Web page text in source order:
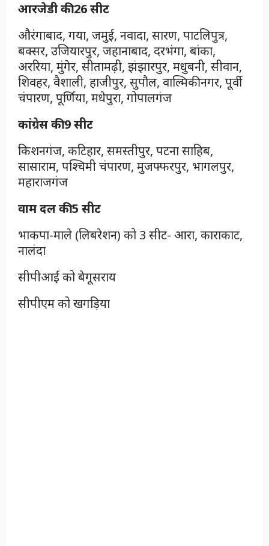
आरजेडी की 26 सीट
औरंगाबाद, गया, जमुई, नवादा, सारण, पाटलिपुत्र,
बक्सर, उजियारपुर, जहानाबाद, दरभंगा, बांका,
अररिया, मुंगेर, सीतामढ़ी, झंझारपुर, मधुबनी, सीवान,
शिवहर, वैशाली, हाजीपुर, सुपौल, वाल्मिकीनगर, पूर्वी
चंपारण, पूर्णिया, मधेपुरा, गोपालगंज
कांग्रेस की 9 सीट
किशनगंज, कटिहार, समस्तीपुर, पटना साहिब,
सासाराम, पश्चिमी चंपारण, मुजफ्फरपुर, भागलपुर,
महाराजगंज
वाम दल की 5 सीट
भाकपा-माले (लिबरेशन) को 3 सीट- आरा, काराकाट,
नालंदा
सीपीआई को बेगूसराय
सीपीएम को खगड़िया